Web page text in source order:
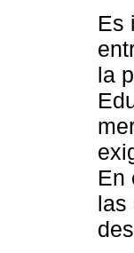
Es
la
En
las